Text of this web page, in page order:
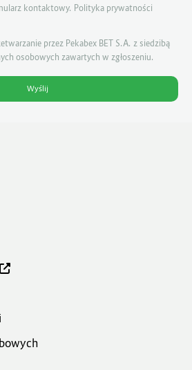
kontaktowy. Polityka prywatności
przez Pekabex BET S.A. z siedzibą
osobowych zawartych w zgłoszeniu.